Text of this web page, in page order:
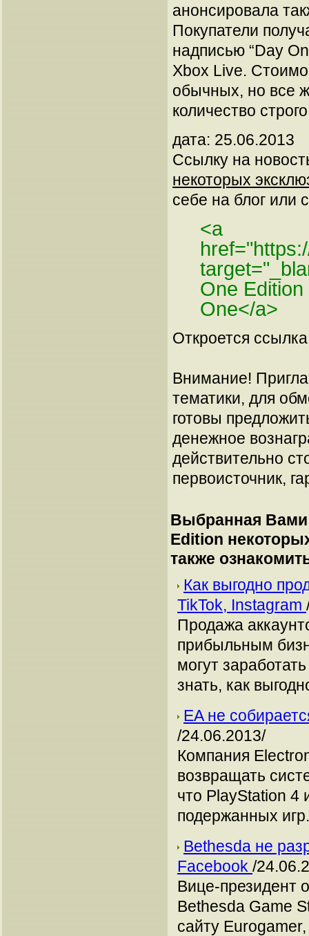
анонсировала
Покупатели
надписью “Day
Xbox Live.
обычных, но все
количество
дата: 25.06.2013
Ссылку на
некоторых
себе на блог или
<a
One Edition
One</a>
Откроется
Внимание!
тематики, для
готовы
денежное
действительно
первоисточник,
Выбранная Вами
Edition
также
Как выгодно
TikTok, Instagram
Продажа
прибыльным
могут
знать, как
EA не
/24.06.2013/
Компания
возвращать
что PlayStation 4
подержанных игр.
Bethesda не
Facebook /
Вице-президент
Bethesda Game
сайту